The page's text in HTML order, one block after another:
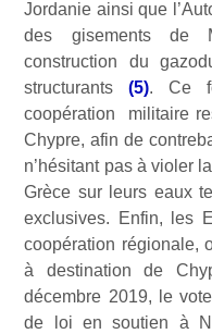
Jordanie ainsi que
des gisements de
construction du
structurants(5). Ce
coopération militaire
Chypre, afin de
n’hésitant pas à violer
Grèce sur leurs eaux
exclusives. Enfin, les
coopération régionale,
à destination de
décembre 2019, le
de loi en soutien à